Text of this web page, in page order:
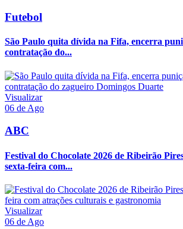
Futebol
São Paulo quita dívida na Fifa, encerra
contratação do...
Visualizar
06 de Ago
ABC
Festival do Chocolate 2026 de Ribeirão
sexta-feira com...
Visualizar
06 de Ago